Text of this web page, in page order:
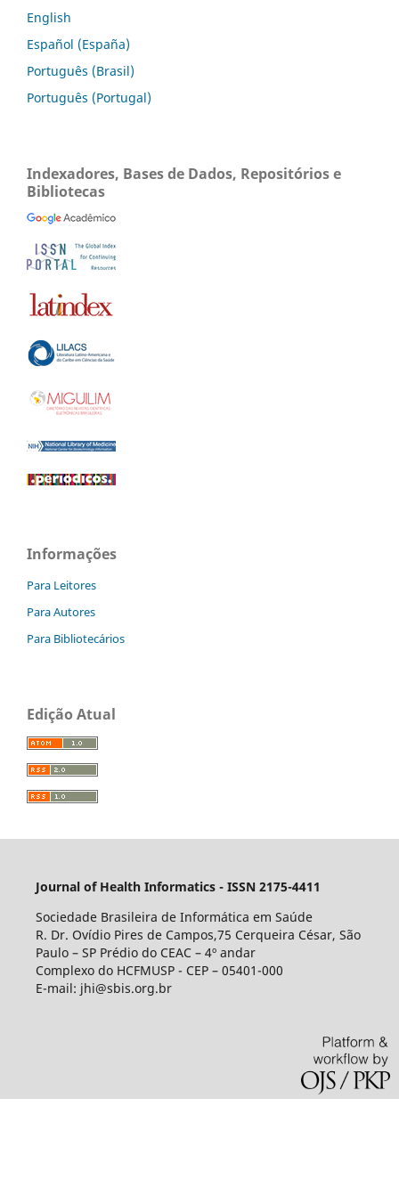
English
Español (España)
Português (Brasil)
Português (Portugal)
Indexadores, Bases de Dados, Repositórios e
Bibliotecas
Informações
Para Leitores
Para Autores
Para Bibliotecários
Edição Atual
Journal of Health Informatics - ISSN 2175-4411
Sociedade Brasileira de Informática em Saúde
R. Dr. Ovídio Pires de Campos,75 Cerqueira César, São
Paulo – SP Prédio do CEAC – 4º andar
Complexo do HCFMUSP - CEP – 05401-000
E-mail: jhi@sbis.org.br